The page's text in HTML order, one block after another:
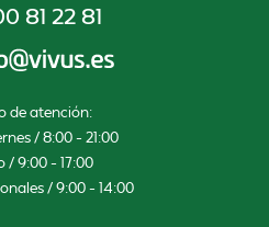
81 22 81
de atención:
/ 8:00 – 21:00
/ 9:00 – 17:00
/ 9:00 – 14:00